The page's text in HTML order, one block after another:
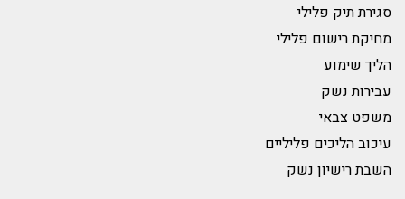
סגירת תיק פלילי
מחיקת רישום פלילי
הליך שימוע
עבירות נשק
משפט צבאי
עיכוב הליכים פליליים
השבת רישיון נשק